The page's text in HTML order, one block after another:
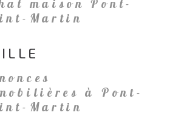
maison Pont-
Martin
à Pont-
Martin